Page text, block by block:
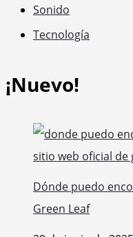
Sonido
Tecnología
¡Nuevo!
Dónde puedo
Green Leaf